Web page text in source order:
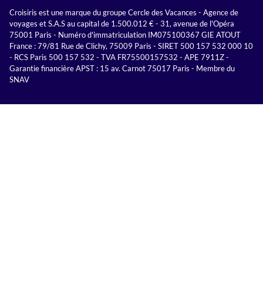
Croisiris est une marque du groupe Cercle des Vacances - Agence de
voyages et S.A.S au capital de 1.500.012 € - 31, avenue de l'Opéra
75001 Paris - Numéro d'immatriculation IM075100367 GIE ATOUT
France : 79/81 Rue de Clichy, 75009 Paris - SIRET 500 157 532 000 10
- RCS Paris 500 157 532 - TVA FR75500157532 - APE 7911Z -
Garantie financière APST : 15 av. Carnot 75017 Paris - Membre du
SNAV